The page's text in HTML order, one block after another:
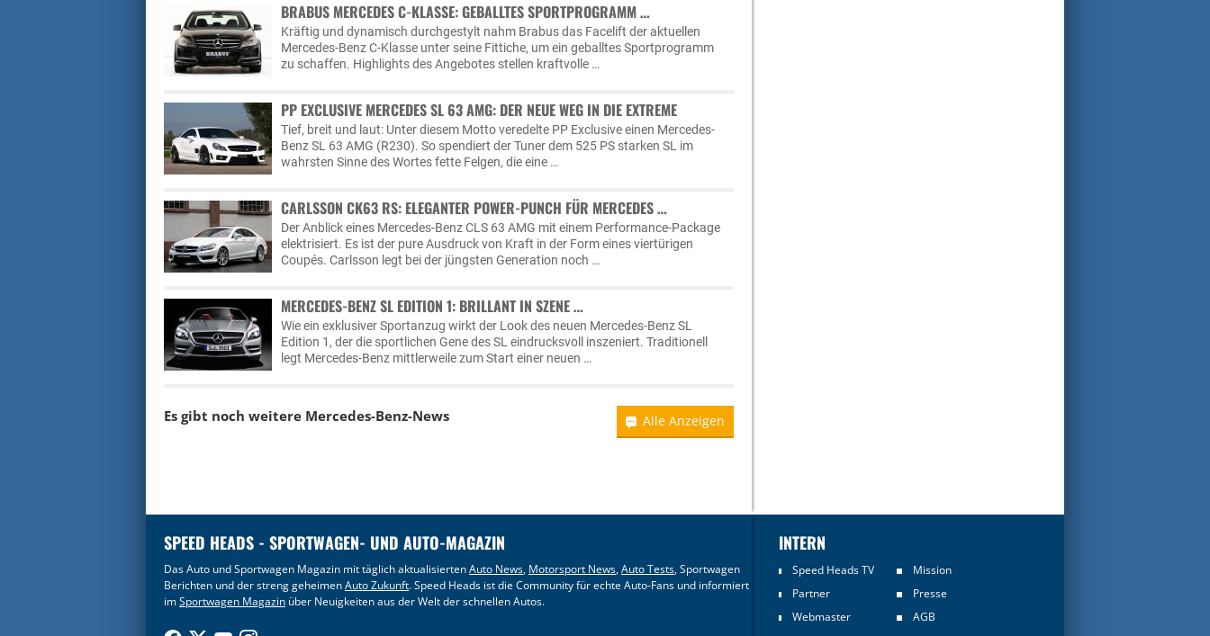
BRABUS MERCEDES C-KLASSE: GEBALLTES SPORTPROGRAMM …
Kräftig und dynamisch durchgestylt nahm Brabus das Facelift der aktuellen
Mercedes-Benz C-Klasse unter seine Fittiche, um ein geballtes Sportprogramm
zu schaffen. Highlights des Angebotes stellen kraftvolle …
PP EXCLUSIVE MERCEDES SL 63 AMG: DER NEUE WEG IN DIE EXTREME
Tief, breit und laut: Unter diesem Motto veredelte PP Exclusive einen Mercedes-
Benz SL 63 AMG (R230). So spendiert der Tuner dem 525 PS starken SL im
wahrsten Sinne des Wortes fette Felgen, die eine …
CARLSSON CK63 RS: ELEGANTER POWER-PUNCH FÜR MERCEDES …
Der Anblick eines Mercedes-Benz CLS 63 AMG mit einem Performance-Package
elektrisiert. Es ist der pure Ausdruck von Kraft in der Form eines viertürigen
Coupés. Carlsson legt bei der jüngsten Generation noch …
MERCEDES-BENZ SL EDITION 1: BRILLANT IN SZENE …
Wie ein exklusiver Sportanzug wirkt der Look des neuen Mercedes-Benz SL
Edition 1, der die sportlichen Gene des SL eindrucksvoll inszeniert. Traditionell
legt Mercedes-Benz mittlerweile zum Start einer neuen …
Es gibt noch weitere Mercedes-Benz-News Alle Anzeigen
SPEED HEADS - SPORTWAGEN- UND AUTO-MAGAZIN
Das Auto und Sportwagen Magazin mit täglich aktualisiertenAuto News, Motorsport News,Auto Tests, Sportwagen
Berichten und der streng geheimenAuto Zukunft. Speed Heads ist die Community für echte Auto-Fans und informiert
imSportwagen Magazin über Neuigkeiten aus der Welt der schnellen Autos.
INTERN
Speed Heads TV
Mission
Partner
Presse
Webmaster
AGB